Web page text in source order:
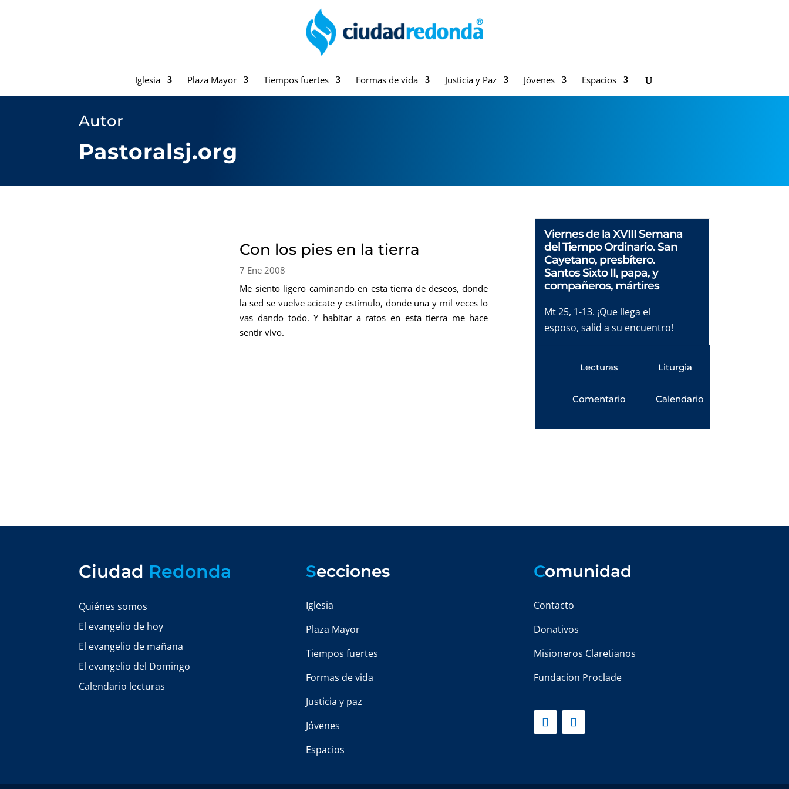
Iglesia Plaza Mayor Tiempos fuertes Formas de vida Justicia y Paz Jóvenes Espacios
Autor
Pastoralsj.org
Con los pies en la tierra
7 Ene 2008
Me siento ligero caminando en esta tierra de deseos, donde
la sed se vuelve acicate y estímulo, donde una y mil veces lo
vas dando todo. Y habitar a ratos en esta tierra me hace
sentir vivo.
Viernes de la XVIII Semana
del Tiempo Ordinario. San
Cayetano, presbítero.
Santos Sixto II, papa, y
compañeros, mártires
Mt 25, 1-13. ¡Que llega el
esposo, salid a su encuentro!
Lecturas
Comentario
Liturgia
Calendario
Ciudad Redonda
Quiénes somos
El evangelio de hoy
El evangelio de mañana
El evangelio del Domingo
Calendario lecturas
Secciones
Iglesia
Plaza Mayor
Tiempos fuertes
Formas de vida
Justicia y paz
Jóvenes
Espacios
Comunidad
Contacto
Donativos
Misioneros Claretianos
Fundacion Proclade